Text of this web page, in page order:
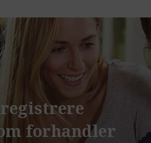
registrere
forhandler